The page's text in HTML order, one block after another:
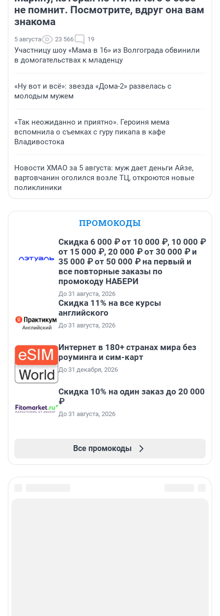
не помнит. Посмотрите, вдруг она вам
знакома
5 августа 23 566 19
Участницу шоу «Мама в 16» из Волгограда обвинили
в домогательствах к младенцу
«Ну вот и всё»: звезда «Дома-2» развелась с
молодым мужем
«Так неожиданно и приятно». Героиня мема
вспомнила о съемках с гуру пикапа в кафе
Владивостока
Новости ХМАО за 5 августа: муж дает деньги Айзе,
вартовчанин оголился возле ТЦ, откроются новые
поликлиники
ПРОМОКОДЫ
Скидка 6 000 ₽ от 10 000 ₽, 10 000 ₽
от 15 000 ₽, 20 000 ₽ от 30 000 ₽ и
35 000 ₽ от 50 000 ₽ на первый и
все повторные заказы по
промокоду НАБЕРИ
До 31 августа, 2026
Скидка 11% на все курсы
английского
До 31 августа, 2026
Интернет в 180+ странах мира без
роуминга и сим-карт
До 31 декабря, 2026
Скидка 10% на один заказ до 20 000
₽
До 31 августа, 2026
Все промокоды